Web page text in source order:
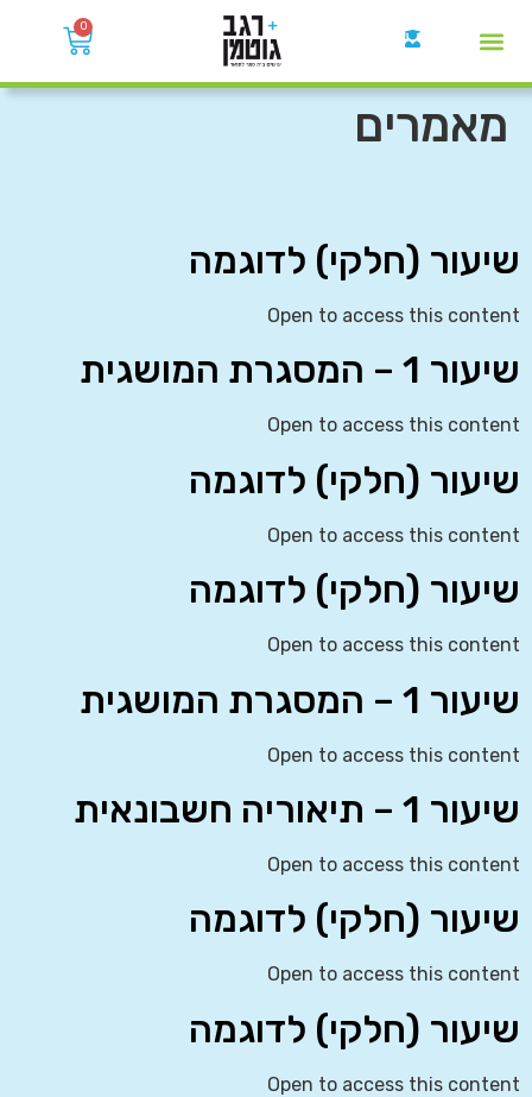
0
מאמרים
שיעור (חלקי) לדוגמה
Open to access this content
שיעור 1 – המסגרת המושגית
Open to access this content
שיעור (חלקי) לדוגמה
Open to access this content
שיעור (חלקי) לדוגמה
Open to access this content
שיעור 1 – המסגרת המושגית
Open to access this content
שיעור 1 – תיאוריה חשבונאית
Open to access this content
שיעור (חלקי) לדוגמה
Open to access this content
שיעור (חלקי) לדוגמה
Open to access this content